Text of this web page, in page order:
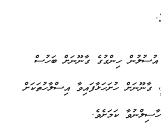
އުސުލުން ހިންގުގެ ގާނޫނަށް ބަހުސް
ގާނޫނަށް ހުށަހަޅާފައިވާ އިސްލާހުތަކަށް
ކަމަށެވެ.